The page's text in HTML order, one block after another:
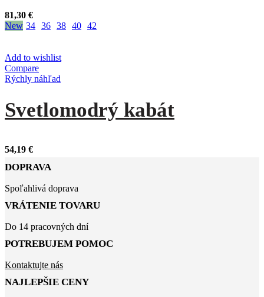
81,30 €
New 34 36 38 40 42
Add to wishlist
Compare
Rýchly náhľad
Svetlomodrý kabát
54,19 €
DOPRAVA
Spoľahlivá doprava
VRÁTENIE TOVARU
Do 14 pracovných dní
POTREBUJEM POMOC
Kontaktujte nás
NAJLEPŠIE CENY